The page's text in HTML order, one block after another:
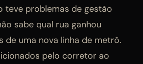
teve problemas de gestão
sabe qual rua ganhou
de uma nova linha de metrô.
pelo corretor ao